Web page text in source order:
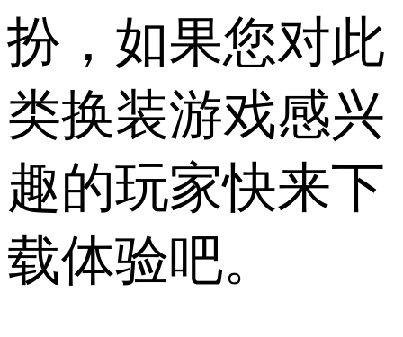
扮，如果您对此
类换装游戏感兴
趣的玩家快来下
载体验吧。